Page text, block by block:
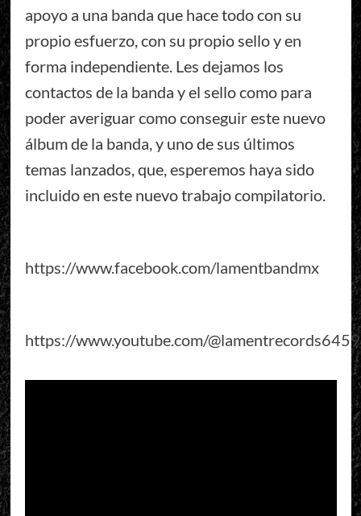
apoyo a una banda que hace todo con su
propio esfuerzo, con su propio sello y en
forma independiente. Les dejamos los
contactos de la banda y el sello como para
poder averiguar como conseguir este nuevo
álbum de la banda, y uno de sus últimos
temas lanzados, que, esperemos haya sido
incluido en este nuevo trabajo compilatorio.
https://www.facebook.com/lamentbandmx
https://www.youtube.com/@lamentrecords6459